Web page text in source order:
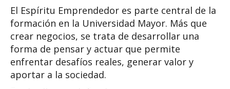
El Espíritu Emprendedor es parte central de la
formación en la Universidad Mayor. Más que
crear negocios, se trata de desarrollar una
forma de pensar y actuar que permite
enfrentar desafíos reales, generar valor y
aportar a la sociedad.